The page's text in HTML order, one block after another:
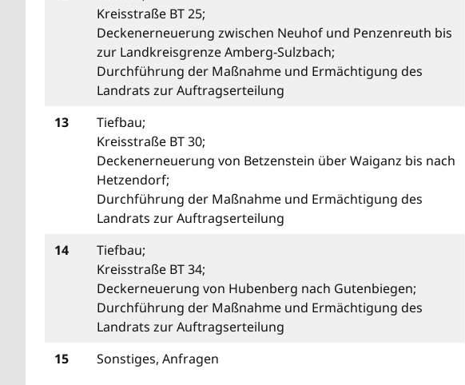
Kreisstraße BT 25;
Deckenerneuerung zwischen Neuhof und Penzenreuth bis
zur Landkreisgrenze Amberg-Sulzbach;
Durchführung der Maßnahme und Ermächtigung des
Landrats zur Auftragserteilung
13
Tiefbau;
Kreisstraße BT 30;
Deckenerneuerung von Betzenstein über Waiganz bis nach
Hetzendorf;
Durchführung der Maßnahme und Ermächtigung des
Landrats zur Auftragserteilung
14
Tiefbau;
Kreisstraße BT 34;
Deckerneuerung von Hubenberg nach Gutenbiegen;
Durchführung der Maßnahme und Ermächtigung des
Landrats zur Auftragserteilung
15
Sonstiges, Anfragen